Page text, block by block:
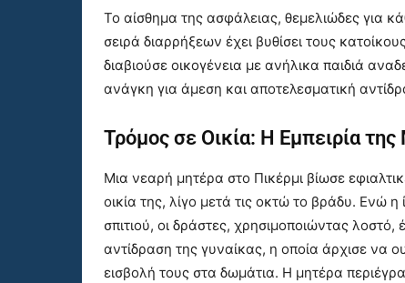
Το αίσθημα της ασφάλειας, θεμελιώδες για
σειρά διαρρήξεων έχει βυθίσει τους
διαβιούσε οικογένεια με ανήλικα παιδιά
ανάγκη για άμεση και αποτελεσματική
Τρόμος σε Οικία: Η Εμπειρία
Μια νεαρή μητέρα στο Πικέρμι βίωσε
οικία της, λίγο μετά τις οκτώ το βράδυ. Ενώ η
σπιτιού, οι δράστες, χρησιμοποιώντας
αντίδραση της γυναίκας, η οποία άρχισε να
εισβολή τους στα δωμάτια. Η μητέρα